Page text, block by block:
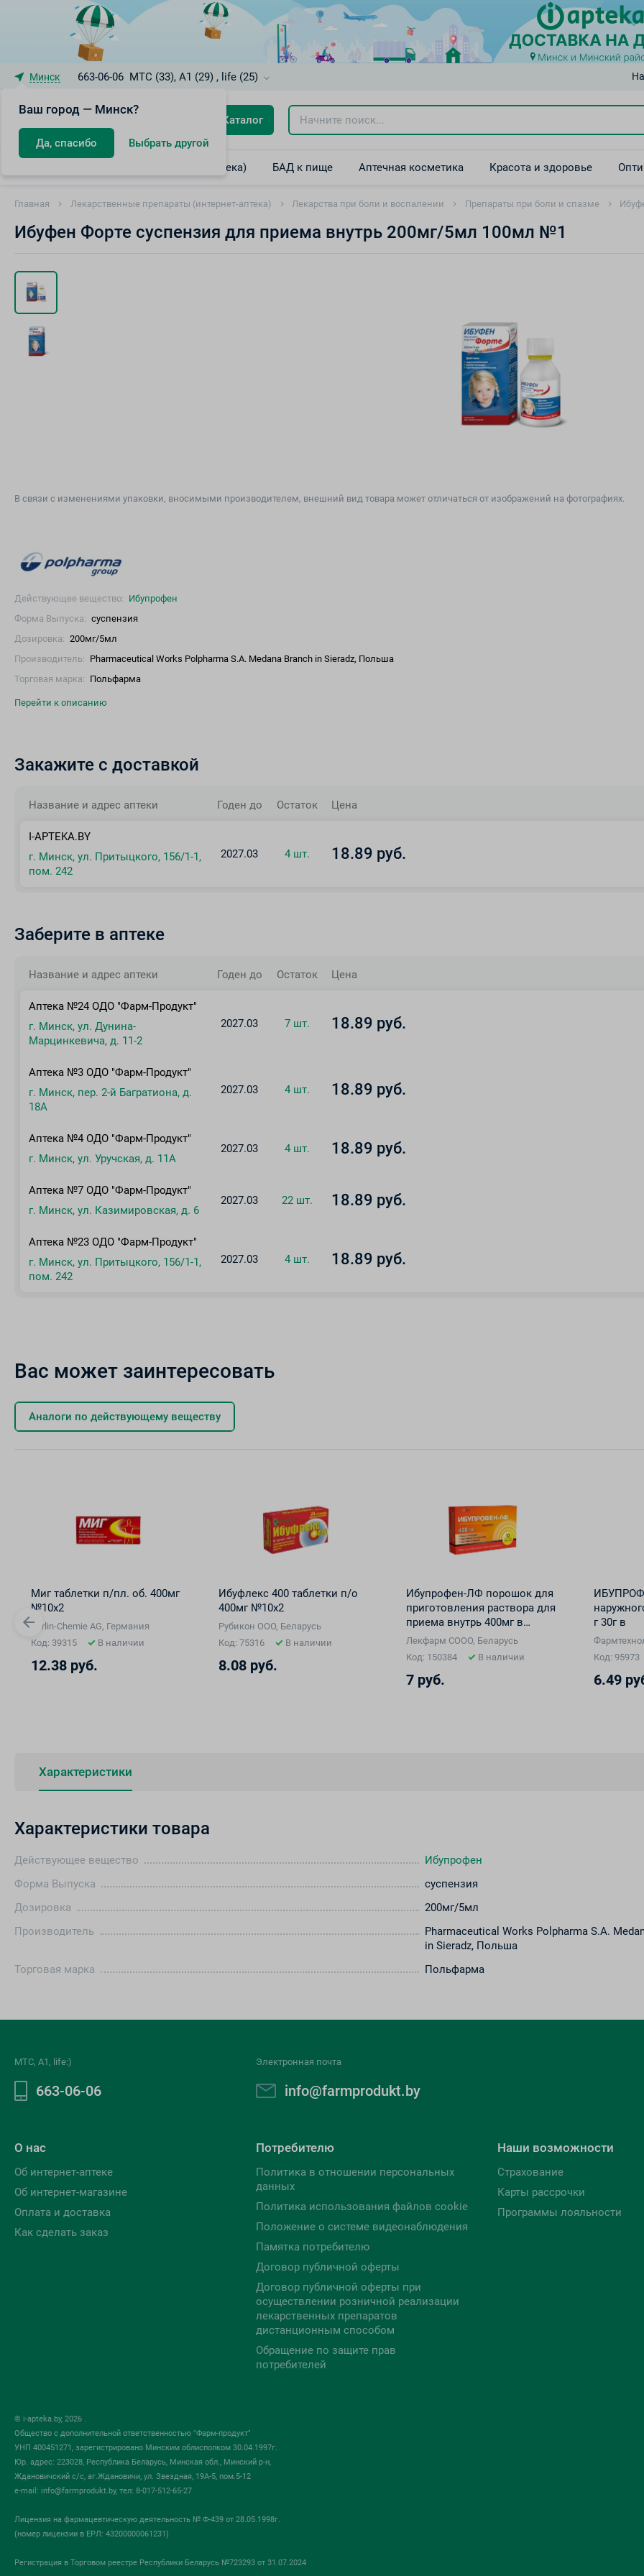
Минск
Ваш город — Минск?
Да, спасибо Выбрать другой
663-06-06 МТС (33), A1 (29) , life (25)
Каталог
Лекарственные препараты (интернет-аптека) БАД к пище Аптечная косметика Красота и здоровье
Главная Лекарственные препараты (интернет-аптека) Лекарства при боли и воспалении Препараты при боли и спазме
Ибуфен Форте суспензия для приема внутрь 200мг/5мл 100мл №1
В связи с изменениями упаковки, вносимыми производителем, внешний вид товара может отличаться от изображений на фотографиях.
Действующее вещество: Ибупрофен
Форма Выпуска: суспензия
Дозировка: 200мг/5мл
Производитель: Pharmaceutical Works Polpharma S.A. Medana Branch in Sieradz, Польша
Торговая марка: Польфарма
Перейти к описанию
Закажите с доставкой
Название и адрес аптеки Годен до Остаток Цена
I-APTEKA.BY
г. Минск, ул. Притыцкого, 156/1-1,
пом. 242
2027.03 4 шт. 18.89 руб.
Заберите в аптеке
Название и адрес аптеки Годен до Остаток Цена
Аптека №24 ОДО "Фарм-Продукт"
г. Минск, ул. Дунина-
Марцинкевича, д. 11-2
2027.03 7 шт. 18.89 руб.
Аптека №3 ОДО "Фарм-Продукт"
г. Минск, пер. 2-й Багратиона, д.
18А
2027.03 4 шт. 18.89 руб.
Аптека №4 ОДО "Фарм-Продукт"
г. Минск, ул. Уручская, д. 11А
2027.03 4 шт. 18.89 руб.
Аптека №7 ОДО "Фарм-Продукт"
г. Минск, ул. Казимировская, д. 6
2027.03 22 шт. 18.89 руб.
Аптека №23 ОДО "Фарм-Продукт"
г. Минск, ул. Притыцкого, 156/1-1,
пом. 242
2027.03 4 шт. 18.89 руб.
Вас может заинтересовать
Аналоги по действующему веществу
Миг таблетки п/пл. об. 400мг
№10х2
Berlin-Chemie AG, Германия
Код: 39315
В наличии
12.38 руб.
Ибуфлекс 400 таблетки п/о
400мг №10х2
Рубикон ООО, Беларусь
Код: 75316
В наличии
8.08 руб.
Ибупрофен-ЛФ порошок для
приготовления раствора для
приема внутрь 400мг в
пакетах №10
Лекфарм СООО, Беларусь
Код: 150384
В наличии
7 руб.
г 30г в
Код: 95973
6.49
Характеристики
Характеристики товара
Действующее вещество
Ибупрофен
Форма Выпуска
суспензия
Дозировка
200мг/5мл
Производитель
Pharmaceutical Works Polpharma S.A.
in Sieradz, Польша
Торговая марка
Польфарма
МТС, A1, life:)
663-06-06
Электронная почта
info@farmprodukt.by
О нас
Об интернет-аптеке
Об интернет-магазине
Оплата и доставка
Как сделать заказ
Потребителю
Политика в отношении персональных
данных
Политика использования файлов cookie
Положение о системе видеонаблюдения
Памятка потребителю
Договор публичной оферты
Договор публичной оферты при
осуществлении розничной реализации
лекарственных препаратов
дистанционным способом
Обращение по защите прав
потребителей
Наши возможности
Страхование
Карты рассрочки
Программы лояльности
© i-apteka.by, 2026 .
Общество с дополнительной ответственностью "Фарм-продукт"
УНП 400451271, зарегистрировано Минским облисполком 30.04.1997г.
Юр. адрес: 223028, Республика Беларусь, Минская обл., Минский р-н,
Ждановичский с/с, аг.Ждановичи, ул. Звездная, 19А-5, пом.5-12
e-mail: info@farmprodukt.by, тел: 8-017-512-65-27
Лицензия на фармацевтическую деятельность № Ф-439 от 28.05.1998г.
(номер лицензии в ЕРЛ: 43200000061231)
Регистрация в Торговом реестре Республики Беларусь №723293 от 31.07.2024